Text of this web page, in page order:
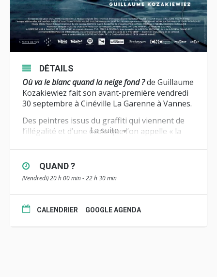
La suite
DÉTAILS
Où va le blanc quand la neige fond ?de Guillaume
Kozakiewiez fait son avant-première vendredi
30 septembre à Cinéville La Garenne à Vannes.
Des peintres issus du graffiti qui viennent de
l’illégalité et d’une école que l’on appelle « la
des années 60. Ils la transforment en un
labyrinthe de formes, installations, peintures
qui englobent le spectateur. Plongée
immersive dans un dédale haut en couleurs,
avec des artistes pour le moins singuliers.
Documentaire – 84′ – produit par
QUAND ?
(Vendredi) 20 h 00 min - 22 h 30 min
CALENDRIER GOOGLE AGENDA